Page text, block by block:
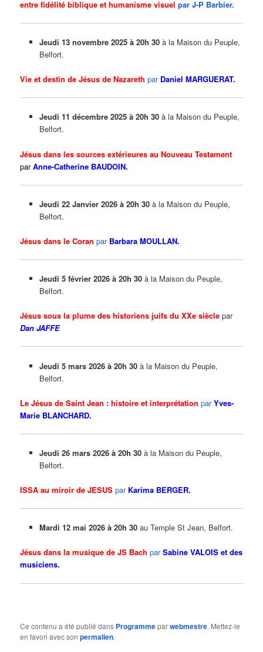
entre fidélité biblique et humanisme visuel parJ-P Barbier.
Jeudi 13 novembre 2025 à 20h 30 à la Maison du Peuple,
Belfort.
Vie et destin de Jésus de Nazarethpar Daniel MARGUERAT.
Jeudi 11 décembre 2025 à 20h 30à la Maison du Peuple,
Belfort.
Jésus dans les sources extérieures au Nouveau Testament
parAnne-Catherine BAUDOIN.
Jeudi 22 Janvier 2026 à 20h 30 à la Maison du Peuple,
Belfort.
Jésus dans le Coranpar Barbara MOULLAN.
Jeudi 5 février 2026 à 20h 30 à la Maison du Peuple,
Belfort.
Jésus sous la plume des historiens juifs du XXe siècle par
Dan JAFFE
Jeudi 5 mars 2026 à 20h 30à la Maison du Peuple,
Belfort.
Le Jésus de Saint Jean : histoire et interprétationparYves-
Marie BLANCHARD.
Jeudi 26 mars 2026 à 20h 30à la Maison du Peuple,
Belfort.
ISSA au miroir de JESUSpar Karima BERGER.
Mardi 12 mai 2026 à 20h 30 au Temple St Jean, Belfort.
Jésus dans la musique de JS Bach parSabine VALOIS et des
musiciens.
Ce contenu a été publié dans Programmeparwebmestre. Mettez-le
en favori avec sonpermalien.